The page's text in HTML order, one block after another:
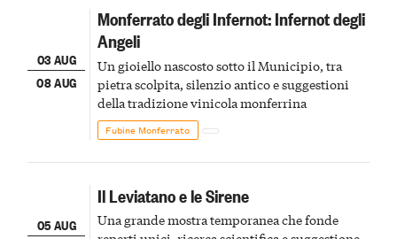
03 AUG
08 AUG
Monferrato degli Infernot: Infernot degli
Angeli
Un gioiello nascosto sotto il Municipio, tra
pietra scolpita, silenzio antico e suggestioni
della tradizione vinicola monferrina
Fubine Monferrato
05 AUG
Il Leviatano e le Sirene
Una grande mostra temporanea che fonde